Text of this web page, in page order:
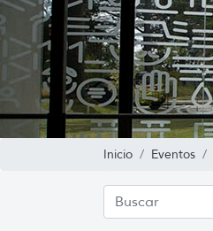
Inicio Eventos